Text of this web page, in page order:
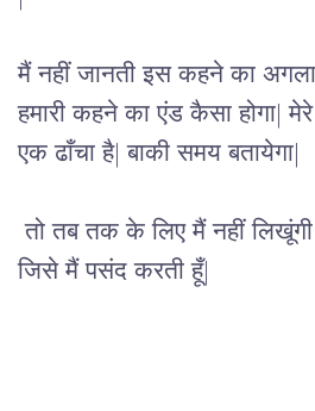
मैं नहीं जानती इस कहने का अगला
हमारी कहने का एंड कैसा होगा|
एक ढाँचा है| बाकी समय बतायेगा|
तो तब तक के लिए मैं नहीं
जिसे मैं पसंद करती हूँ|